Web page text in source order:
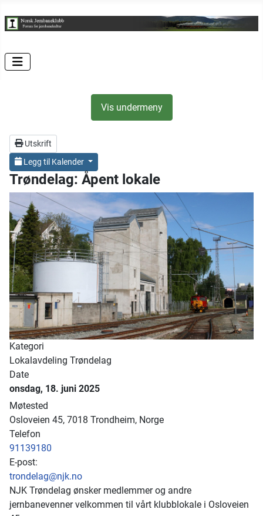
Vis undermeny
Utskrift
Legg til Kalender
Trøndelag: Åpent lokale
Kategori
Lokalavdeling Trøndelag
Date
onsdag, 18. juni 2025
Møtested
Osloveien 45, 7018 Trondheim, Norge
Telefon
91139180
E-post:
trondelag@njk.no
NJK Trøndelag ønsker medlemmer og andre
jernbanevenner velkommen til vårt klubblokale i Osloveien